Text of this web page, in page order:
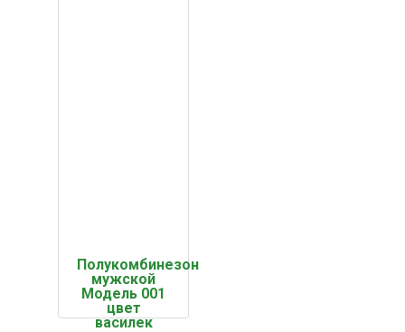
Полукомбинезон
мужской
Модель 001
цвет
василек